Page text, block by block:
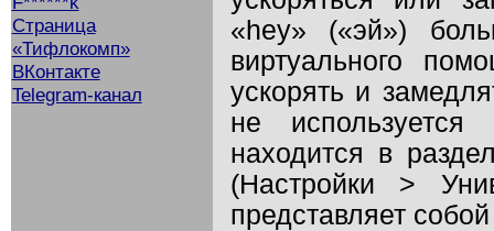
Страница
«Тифлокомп»
ВКонтакте
Telegram-канал
«hey» («эй»)
виртуального
ускорять и
не
находится в
(Настройки >
представляет